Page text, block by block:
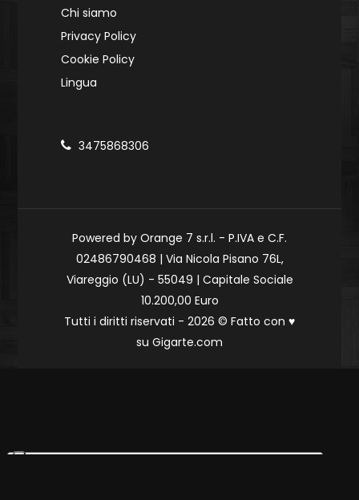
Chi siamo
Privacy Policy
Cookie Policy
Lingua
3475868306
Powered by Orange 7 s.r.l. - P.IVA e C.F.
02486790468 | Via Nicola Pisano 76L,
Viareggio (LU) - 55049 | Capitale Sociale
10.200,00 Euro
Tutti i diritti riservati - 2026 © Fatto con ♥
su Gigarte.com